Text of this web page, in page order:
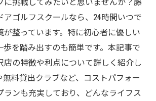
アゴルフスクールなら、24時間いつで
が整っています。特に初心者に優しい
歩を踏み出すのも簡単です。本記事で
店の特徴や利点について詳しく紹介し
無料貸出クラブなど、コストパフォー
ランも充実しており、どんなライフス